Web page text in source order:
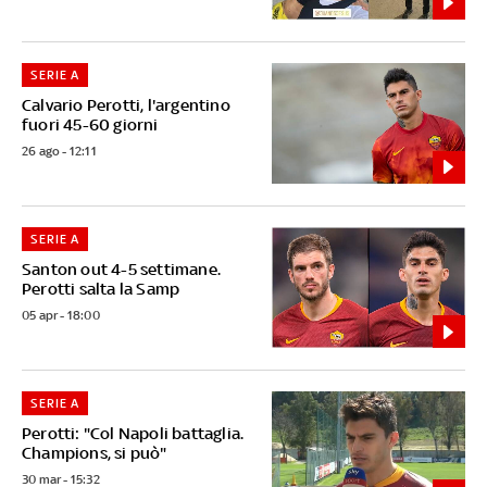
Calvario Perotti, l'argentino
fuori 45-60 giorni
SERIE A
26 ago - 12:11
Santon out 4-5 settimane.
Perotti salta la Samp
SERIE A
05 apr - 18:00
Perotti: "Col Napoli battaglia.
Champions, si può"
SERIE A
30 mar - 15:32